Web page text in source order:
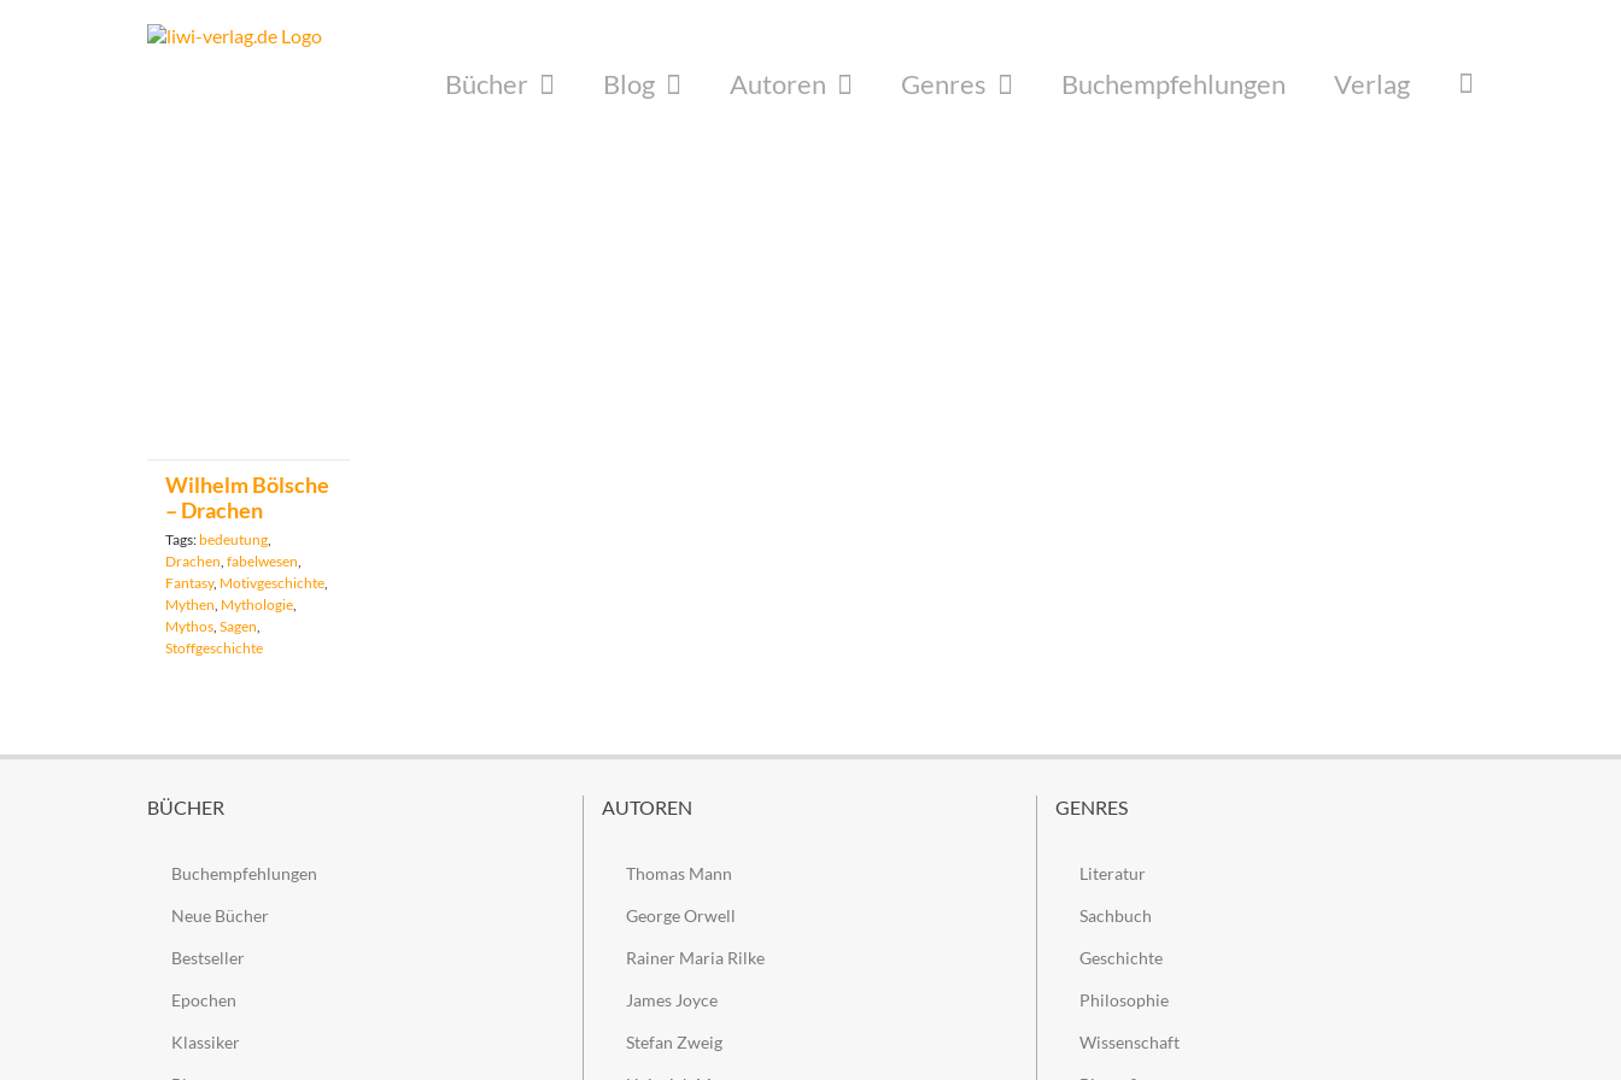
Bücher Blog Autoren Genres Buchempfehlungen Verlag
Wilhelm Bölsche
– Drachen
Tags:bedeutung
Drachen fabelwesen
Fantasy, Motivgeschichte
Mythen Mythologie
Mythos Sagen
Stoffgeschichte
BÜCHER
Buchempfehlungen
Neue Bücher
Bestseller
Epochen
Klassiker
AUTOREN
Thomas Mann
George Orwell
Rainer Maria Rilke
James Joyce
Stefan Zweig
GENRES
Literatur
Sachbuch
Geschichte
Philosophie
Wissenschaft